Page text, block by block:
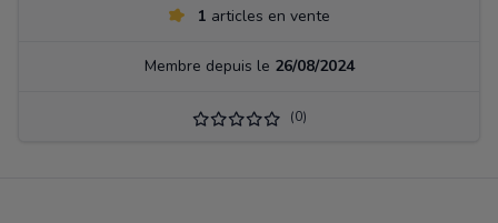
1 articles en vente
Membre depuis le 26/08/2024
(0)